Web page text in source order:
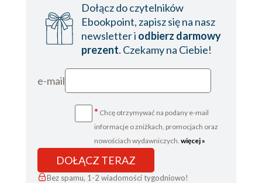
Dołącz do czytelników
Ebookpoint, zapisz się na nasz
newsletter i odbierz darmowy
prezent. Czekamy na Ciebie!
e-mail
* Chcę otrzymywać na podany e-mail
informacje o zniżkach, promocjach oraz
nowościach wydawniczych. więcej »
DOŁĄCZ TERAZ
Bez spamu, 1-2 wiadomości tygodniowo!